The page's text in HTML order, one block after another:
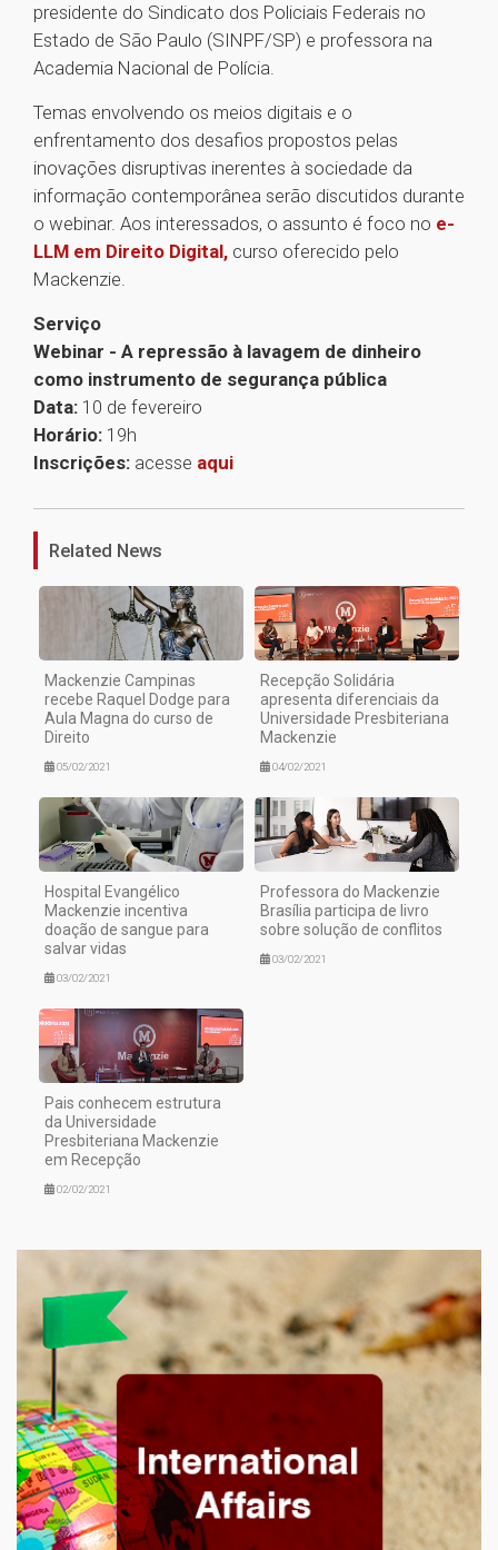
presidente do Sindicato dos Policiais Federais no
Estado de São Paulo (SINPF/SP) e professora na
Academia Nacional de Polícia.
Temas envolvendo os meios digitais e o
enfrentamento dos desafios propostos pelas
inovações disruptivas inerentes à sociedade da
informação contemporânea serão discutidos durante
o webinar. Aos interessados, o assunto é foco no e-
LLM em Direito Digital, curso oferecido pelo
Mackenzie.
Serviço
Webinar - A repressão à lavagem de dinheiro
como instrumento de segurança pública
Data: 10 de fevereiro
Horário: 19h
Inscrições: acesse aqui
Related News
Mackenzie Campinas
recebe Raquel Dodge para
Aula Magna do curso de
Direito
05/02/2021
Recepção Solidária
apresenta diferenciais da
Universidade Presbiteriana
Mackenzie
04/02/2021
Hospital Evangélico
Mackenzie incentiva
doação de sangue para
salvar vidas
03/02/2021
Professora do Mackenzie
Brasília participa de livro
sobre solução de conflitos
03/02/2021
Pais conhecem estrutura
da Universidade
Presbiteriana Mackenzie
em Recepção
02/02/2021